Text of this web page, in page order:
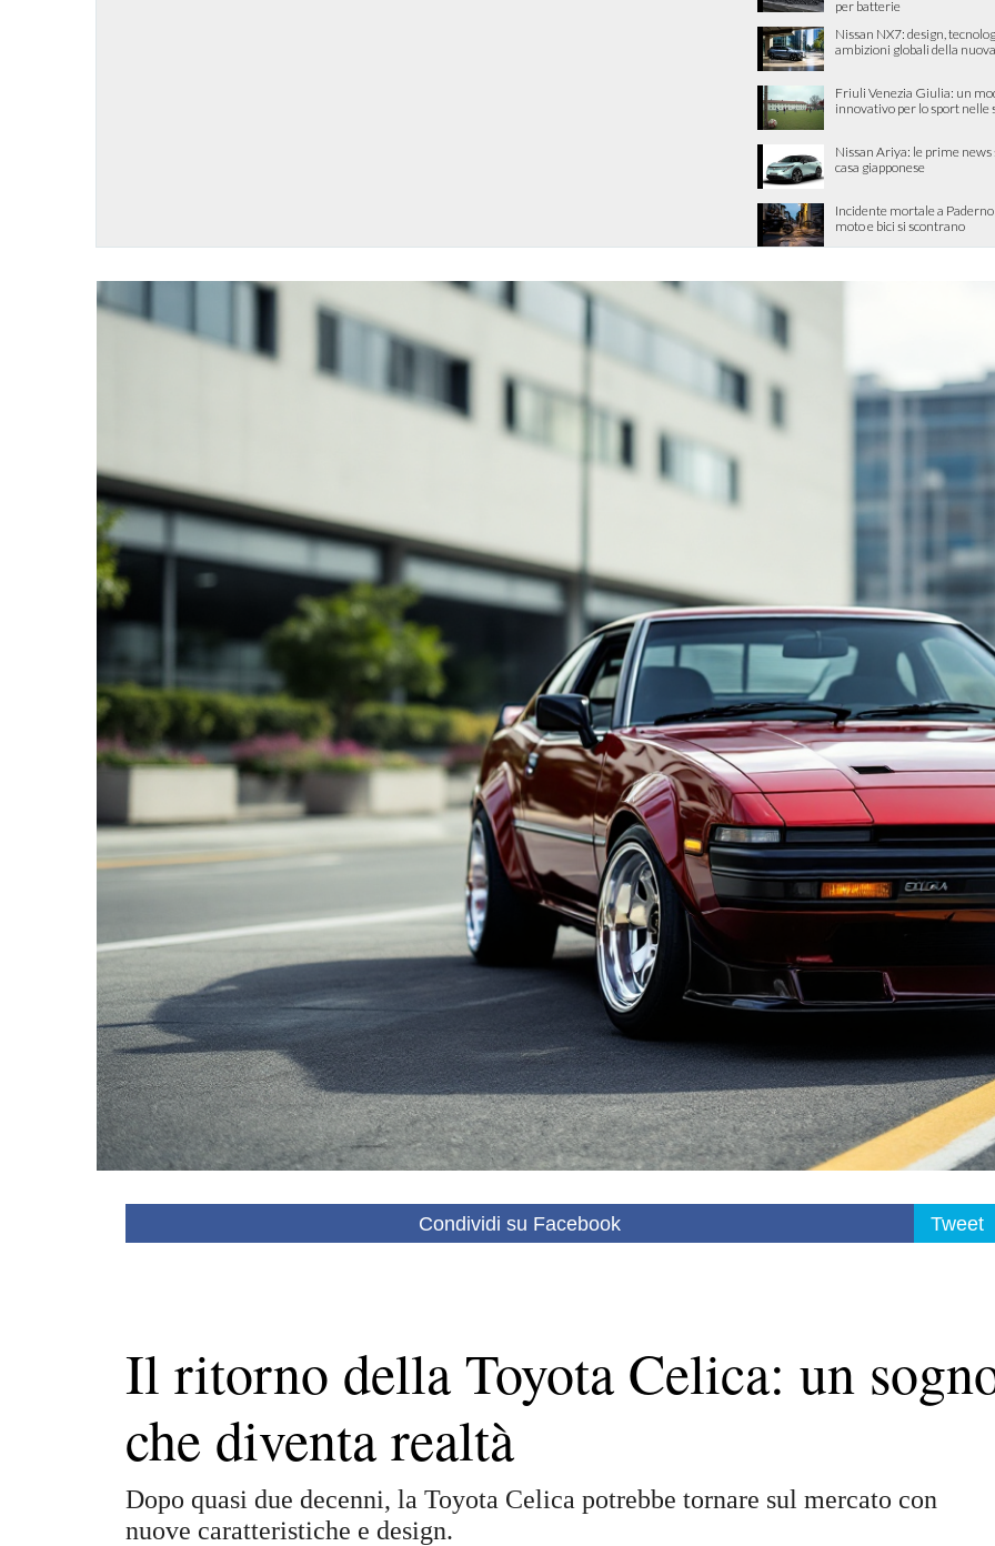
per batterie
Nissan NX7: design,
ambizioni globali della
Friuli Venezia Giulia: un
innovativo per lo sport nelle
Nissan Ariya: le prime news
casa giapponese
Incidente mortale a
moto e bici si scontrano
Condividi su Facebook Tweet
Il ritorno della Toyota Celica: un
che diventa realtà
Dopo quasi due decenni, la Toyota Celica potrebbe tornare sul mercato con
nuove caratteristiche e design.